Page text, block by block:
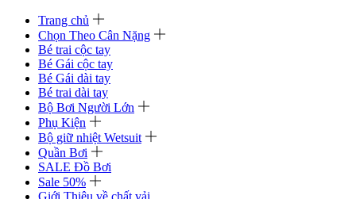
Trang chủ
Chọn Theo Cân Nặng
Bé trai cộc tay
Bé Gái cộc tay
Bé Gái dài tay
Bé trai dài tay
Bộ Bơi Người Lớn
Phụ Kiện
Bộ giữ nhiệt Wetsuit
Quần Bơi
SALE Đồ Bơi
Sale 50%
Giới Thiệu về chất vải